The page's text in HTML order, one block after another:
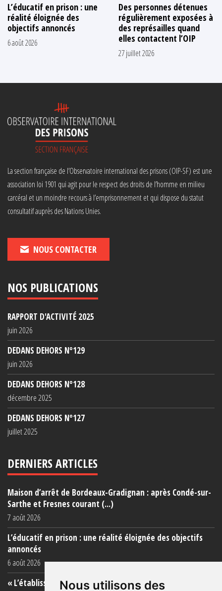
Nous utilisons des
L’éducatif en prison : une
réalité éloignée des
objectifs annoncés
6 août 2026
Des personnes détenues
régulièrement exposées à
des représailles quand
elles contactent l’OIP
27 juillet 2026
La section française de l’Observatoire international des prisons (OIP-SF) est une
association loi 1901 qui agit pour le respect des droits de l’homme en milieu
carcéral et un moindre recours à l’emprisonnement et qui dispose du statut
consultatif auprès des Nations Unies.
NOUS CONTACTER
NOS PUBLICATIONS
RAPPORT D'ACTIVITÉ 2025
juin 2026
DEDANS DEHORS N°129
juin 2026
DEDANS DEHORS N°128
décembre 2025
DEDANS DEHORS N°127
juillet 2025
DERNIERS ARTICLES
Maison d’arrêt de Bordeaux-Gradignan : après Condé-sur-
Sarthe et Fresnes courant (...)
7 août 2026
L’éducatif en prison : une réalité éloignée des objectifs
annoncés
6 août 2026
« L’établissement est une porcherie totale »